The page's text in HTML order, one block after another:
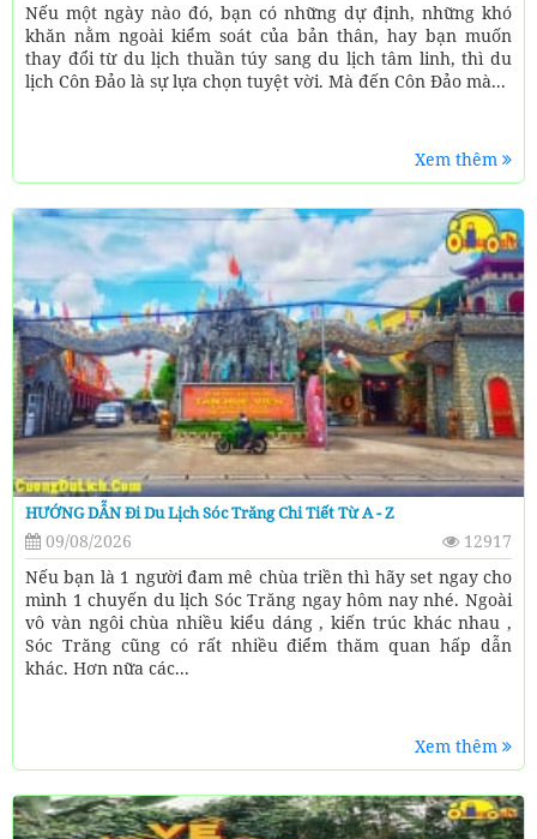
Nếu một ngày nào đó, bạn có những dự định, những khó
khăn nằm ngoài kiểm soát của bản thân, hay bạn muốn
thay đổi từ du lịch thuần túy sang du lịch tâm linh, thì du
lịch Côn Đảo là sự lựa chọn tuyệt vời. Mà đến Côn Đảo mà...
Xem thêm
HƯỚNG DẪN Đi Du Lịch Sóc Trăng Chi Tiết Từ A - Z
09/08/2026
12917
Nếu bạn là 1 người đam mê chùa triền thì hãy set ngay cho
mình 1 chuyến du lịch Sóc Trăng ngay hôm nay nhé. Ngoài
vô vàn ngôi chùa nhiều kiểu dáng , kiến trúc khác nhau ,
Sóc Trăng cũng có rất nhiều điểm thăm quan hấp dẫn
khác. Hơn nữa các...
Xem thêm